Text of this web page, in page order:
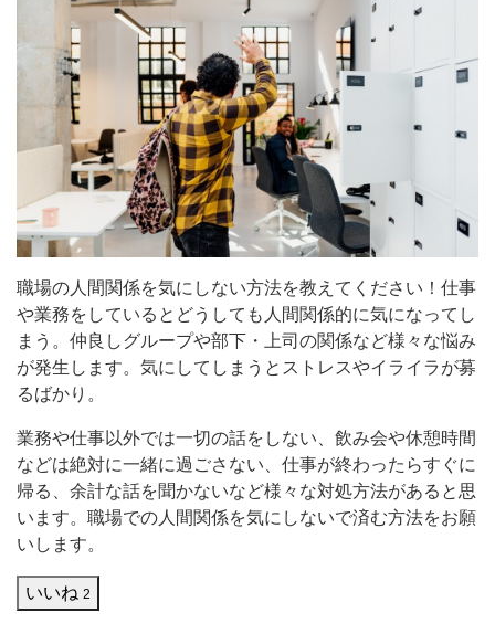
関
係
を
気
し
な
い
方
法
を
教
え
て
く
だ
さ
い！
職場の人間関係を気にしない方法を教えてください！仕事
や業務をしているとどうしても人間関係的に気になってし
まう。仲良しグループや部下・上司の関係など様々な悩み
が発生します。気にしてしまうとストレスやイライラが募
るばかり。
業務や仕事以外では一切の話をしない、飲み会や休憩時間
などは絶対に一緒に過ごさない、仕事が終わったらすぐに
帰る、余計な話を聞かないなど様々な対処方法があると思
います。職場での人間関係を気にしないで済む方法をお願
いします。
いいね 2